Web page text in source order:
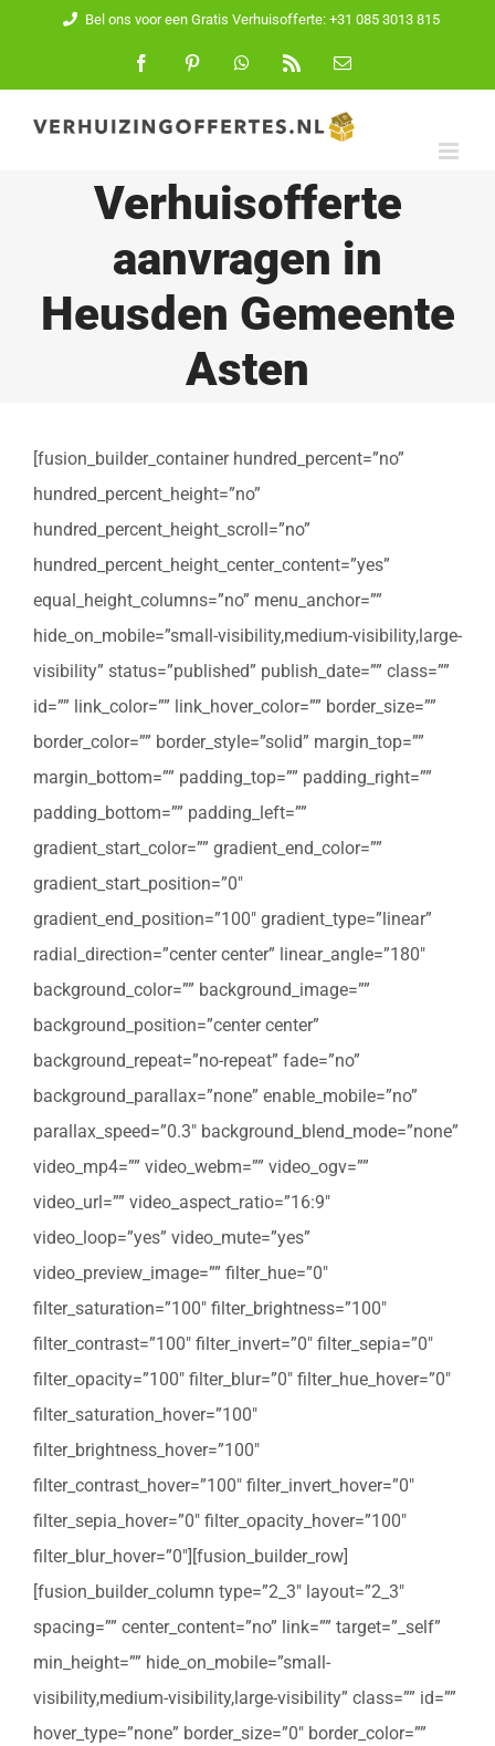
inhoud
Bel ons voor een Gratis Verhuisofferte: +31 085 3013 815
FacebookPinterest WhatsApp
E-
Verhuisofferte
aanvragen in
Heusden Gemeente
Asten
[fusion_builder_container hundred_percent=”no”
hundred_percent_height=”no”
hundred_percent_height_scroll=”no”
hundred_percent_height_center_content=”yes”
equal_height_columns=”no” menu_anchor=””
hide_on_mobile=”small-visibility,medium-visibility,large-
visibility” status=”published” publish_date=”” class=””
id=”” link_color=”” link_hover_color=”” border_size=””
border_color=”” border_style=”solid” margin_top=””
margin_bottom=”” padding_top=”” padding_right=””
padding_bottom=”” padding_left=””
gradient_start_color=”” gradient_end_color=””
gradient_start_position=”0″
gradient_end_position=”100″ gradient_type=”linear”
radial_direction=”center center” linear_angle=”180″
background_color=”” background_image=””
background_position=”center center”
background_repeat=”no-repeat” fade=”no”
background_parallax=”none” enable_mobile=”no”
parallax_speed=”0.3″ background_blend_mode=”none”
video_mp4=”” video_webm=”” video_ogv=””
video_url=”” video_aspect_ratio=”16:9″
video_loop=”yes” video_mute=”yes”
video_preview_image=”” filter_hue=”0″
filter_saturation=”100″ filter_brightness=”100″
filter_contrast=”100″ filter_invert=”0″ filter_sepia=”0″
filter_opacity=”100″ filter_blur=”0″ filter_hue_hover=”0″
filter_saturation_hover=”100″
filter_brightness_hover=”100″
filter_contrast_hover=”100″ filter_invert_hover=”0″
filter_sepia_hover=”0″ filter_opacity_hover=”100″
filter_blur_hover=”0″][fusion_builder_row]
[fusion_builder_column type=”2_3″ layout=”2_3″
spacing=”” center_content=”no” link=”” target=”_self”
min_height=”” hide_on_mobile=”small-
visibility,medium-visibility,large-visibility” class=”” id=””
hover_type=”none” border_size=”0″ border_color=””